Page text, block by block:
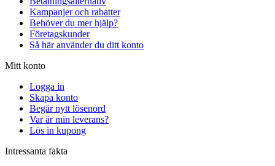
Kampanjer och rabatter
Behöver du mer hjälp?
Företagskunder
Så här använder du ditt konto
Mitt konto
Logga in
Skapa konto
Begär nytt lösenord
Var är min leverans?
Lös in kupong
Intressanta fakta